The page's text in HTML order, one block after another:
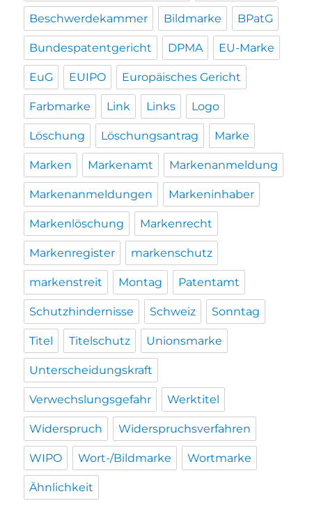
Beschwerdekammer Bildmarke BPatG
Bundespatentgericht DPMA EU-Marke
EuG EUIPO Europäisches Gericht
Farbmarke Link Links Logo
Löschung Löschungsantrag Marke
Marken Markenamt Markenanmeldung
Markenanmeldungen Markeninhaber
Markenlöschung Markenrecht
Markenregister markenschutz
markenstreit Montag Patentamt
Schutzhindernisse Schweiz Sonntag
Titel Titelschutz Unionsmarke
Unterscheidungskraft
Verwechslungsgefahr Werktitel
Widerspruch Widerspruchsverfahren
WIPO Wort-/Bildmarke Wortmarke
Ähnlichkeit